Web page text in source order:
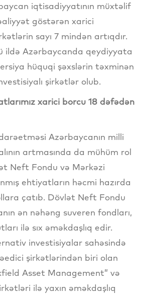
iqtisadiyyatının müxtəlif
göstərən xarici
sayı 7 mindən artıqdır.
ildə Azərbaycanda qeydiyyata
hüquqi şəxslərin təxminən
şirkətlər olub.
xarici borcu 18 dəfədən
Azərbaycanın milli
artmasında da mühüm rol
Neft Fondu və Mərkəzi
ehtiyatların həcmi hazırda
çatıb. Dövlət Neft Fondu
ən nəhəng suveren fondları,
ilə sıx əməkdaşlıq edir.
investisiyalar sahəsində
şirkətlərindən biri olan
Asset Management” və
ilə yaxın əməkdaşlıq